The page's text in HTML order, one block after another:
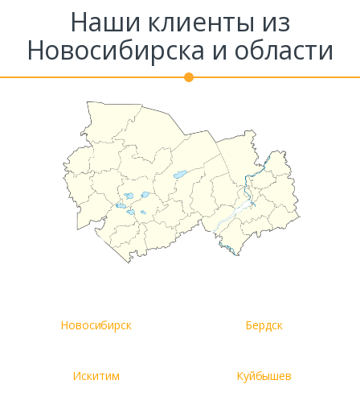
Наши клиенты из
Новосибирска и области
Новосибирск Бердск
Искитим Куйбышев